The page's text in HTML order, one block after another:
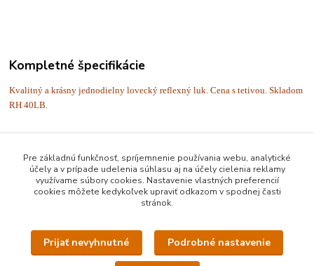
Kompletné špecifikácie
Kvalitný a krásny jednodielny lovecký reflexný luk. Cena s tetivou. Skladom
RH 40LB.
Tovar zaradený v kategóriách
Luky
Lovecké luky
Pre základnú funkčnosť, spríjemnenie používania webu, analytické
účely a v prípade udelenia súhlasu aj na účely cielenia reklamy
využívame súbory cookies. Nastavenie vlastných preferencií
cookies môžete kedykoľvek upraviť odkazom v spodnej časti
stránok.
Prijať nevyhnutné Podrobné nastavenie